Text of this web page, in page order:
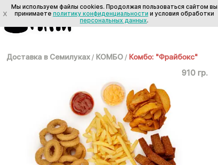
Доставка в Семилуках / КОМБО / Комбо: "Фрайбокс"
910 гр.
X
Мы используем файлы cookies. Продолжая пользоваться сайтом вы
принимаете политику конфиденциальности и условия обработки
персональных данных.